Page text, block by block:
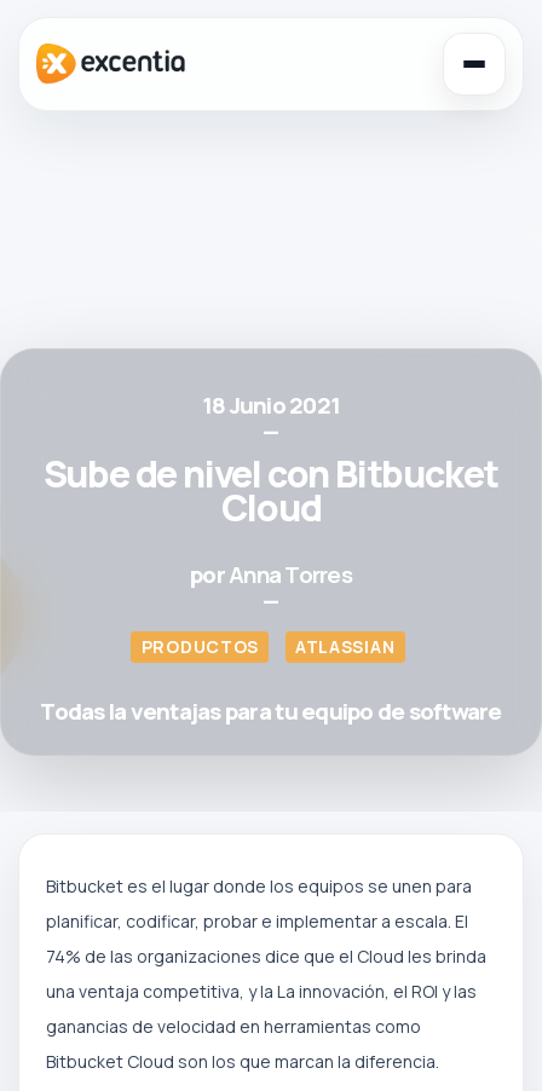
18 Junio 2021
—
Sube de nivel con Bitbucket
Cloud
porAnna Torres
—
PRODUCTOS ATLASSIAN
Todas la ventajas para tu equipo de software
Bitbucket es el lugar donde los equipos se unen para
planificar, codificar, probar e implementar a escala. El
74% de las organizaciones dice que el Cloud les brinda
una ventaja competitiva, y la La innovación, el ROI y las
ganancias de velocidad en herramientas como
Bitbucket Cloud son los que marcan la diferencia.